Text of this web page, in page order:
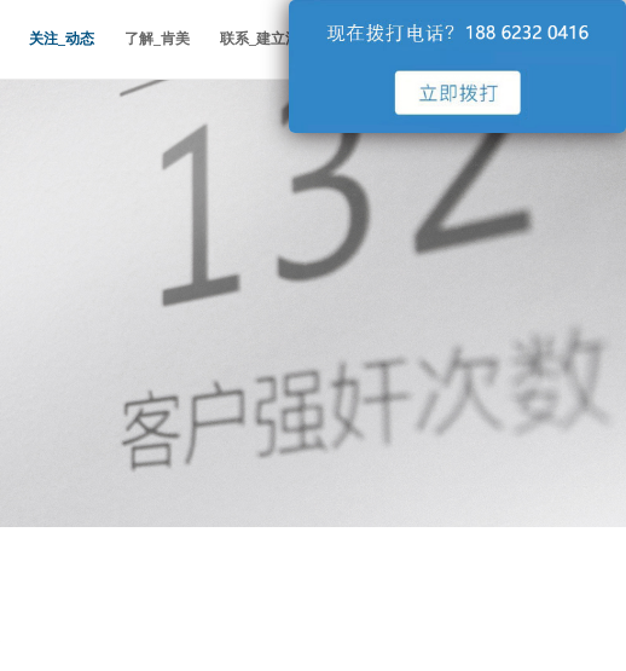
关注_动态 了解_肯美 联系_建立深度合作